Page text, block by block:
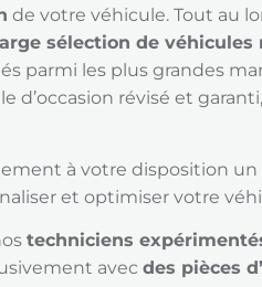
de votre véhicule. Tout au
large sélection de véhicules
parmi les plus grandes
d’occasion révisé et
à votre disposition un
et optimiser votre
techniciens
avec des pièces